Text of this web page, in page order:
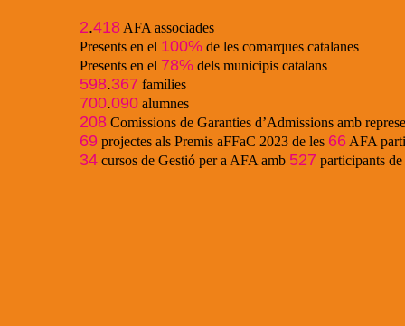
2.418 AFA associades
Presents en el 100% de les comarques catalanes
Presents en el 78% dels municipis catalans
598.367 famílies
700.090 alumnes
208 Comissions de Garanties d’Admissions amb
69 projectes als Premis aFFaC 2023 de les 66 AFA
34 cursos de Gestió per a AFA amb 527 participants de